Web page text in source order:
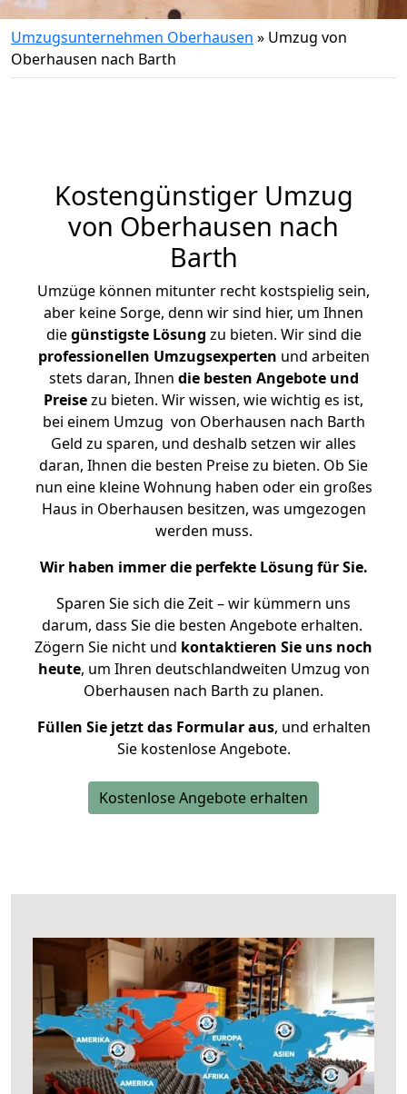
Umzugsunternehmen Oberhausen » Umzug von
Oberhausen nach Barth
Kostengünstiger Umzug
von Oberhausen nach
Barth
Umzüge können mitunter recht kostspielig sein,
aber keine Sorge, denn wir sind hier, um Ihnen
diegünstigste Lösung zu bieten. Wir sind die
professionellen Umzugsexperten und arbeiten
stets daran, Ihnen die besten Angebote und
Preisezu bieten. Wir wissen, wie wichtig es ist,
bei einem Umzug von Oberhausen nach Barth
Geld zu sparen, und deshalb setzen wir alles
daran, Ihnen die besten Preise zu bieten. Ob Sie
nun eine kleine Wohnung haben oder ein großes
Haus in Oberhausen besitzen, was umgezogen
werden muss.
Wir haben immer die perfekte Lösung für Sie.
Sparen Sie sich die Zeit – wir kümmern uns
darum, dass Sie die besten Angebote erhalten.
Zögern Sie nicht und kontaktieren Sie uns noch
heute, um Ihren deutschlandweiten Umzug von
Oberhausen nach Barth zu planen.
Füllen Sie jetzt das Formular aus, und erhalten
Sie kostenlose Angebote.
Kostenlose Angebote erhalten